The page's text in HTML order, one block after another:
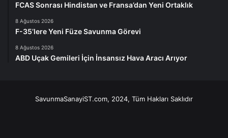
FCAS Sonrası Hindistan ve Fransa’dan Yeni Ortaklık
8 Ağustos 2026
F-35’lere Yeni Füze Savunma Görevi
8 Ağustos 2026
ABD Uçak Gemileri İçin İnsansız Hava Aracı Arıyor
SavunmaSanayiST.com, 2024, Tüm Hakları Saklıdır